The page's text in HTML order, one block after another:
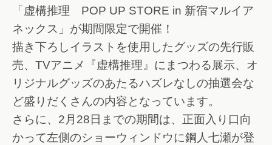
「虚構推理 POP UP STORE in 新宿マルイア
ネックス」が期間限定で開催！
描き下ろしイラストを使用したグッズの先行販
売、TVアニメ『虚構推理』にまつわる展示、オ
リジナルグッズのあたるハズレなしの抽選会な
ど盛りだくさんの内容となっています。
さらに、2月28日までの期間は、正面入り口向
かって左側のショーウィンドウに鋼人七瀬が登